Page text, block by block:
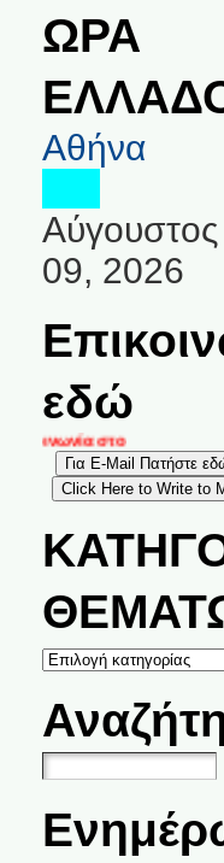
ΩΡΑ
Αθήνα
Αύγουστος
09, 2026
εδώ
στο
ΚΑΤΗΓΟΡΙΕΣ
ΘΕΜΑΤΩΝ